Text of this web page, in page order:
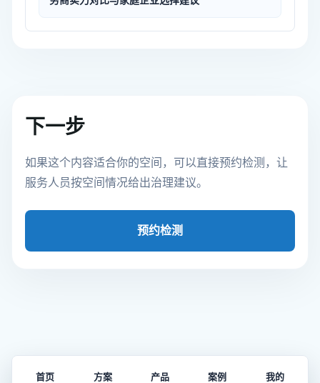
下一步
如果这个内容适合你的空间，可以直接预约检测，让
服务人员按空间情况给出治理建议。
预约检测
首页 方案 产品 案例 我的